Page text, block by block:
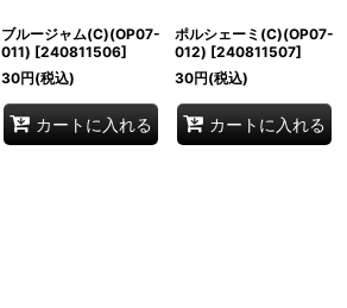
ブルージャム(C)(OP07-
011) [240811506]
30円(税込)
カートに入れる
ポルシェーミ(C)(OP07-
012) [240811507]
30円(税込)
カートに入れる